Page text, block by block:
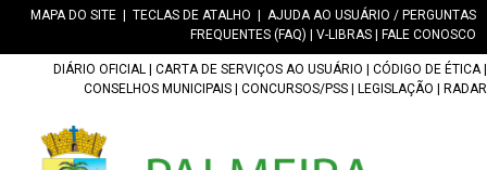
MAPA DO SITE TECLAS DE ATALHO
AJUDA AO USUÁRIO / PERGUNTAS
FREQUENTES (FAQ)
V-LIBRAS FALE CONOSCO
DIÁRIO OFICIAL CARTA DE SERVIÇOS AO USUÁRIO CÓDIGO DE ÉTICA|
CONSELHOS MUNICIPAIS
CONCURSOS/PSS LEGISLAÇÃO RADAR